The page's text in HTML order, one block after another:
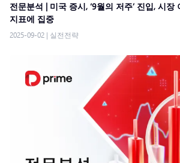
전문분석 | 미국 증시, ‘9월의 저주’ 진입, 시
지표에 집중
2025-09-02 | 실전전략